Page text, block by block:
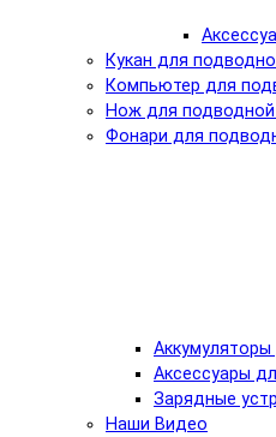
Кукан для
Компьютер для
Нож для
Фонари для
Аксессуары
Зарядные
Наши Видео